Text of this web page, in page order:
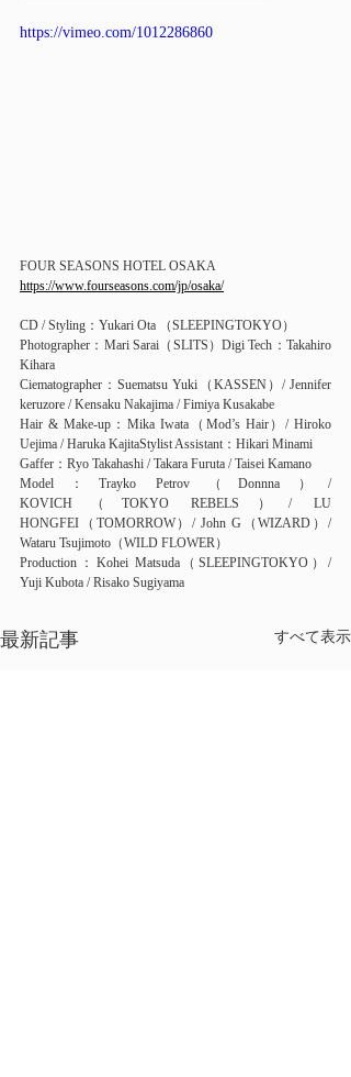
https://vimeo.com/1012286860
FOUR SEASONS HOTEL OSAKA
https://www.fourseasons.com/jp/osaka/
CD / Styling：Yukari Ota （SLEEPINGTOKYO）
Photographer：Mari Sarai（SLITS）Digi Tech：Takahiro
Kihara
Ciematographer：Suematsu Yuki（KASSEN）/ Jennifer
keruzore / Kensaku Nakajima / Fimiya Kusakabe
Hair & Make-up：Mika Iwata（Mod’s Hair）/ Hiroko
Uejima / Haruka KajitaStylist Assistant：Hikari Minami
Gaffer：Ryo Takahashi / Takara Furuta / Taisei Kamano
Model：Trayko Petrov （Donnna ）/
KOVICH（TOKYO REBELS）/ LU
HONGFEI（TOMORROW）/ John G（WIZARD）/
Wataru Tsujimoto（WILD FLOWER）
Production：Kohei Matsuda（SLEEPINGTOKYO）/
Yuji Kubota / Risako Sugiyama
最新記事 すべて表示